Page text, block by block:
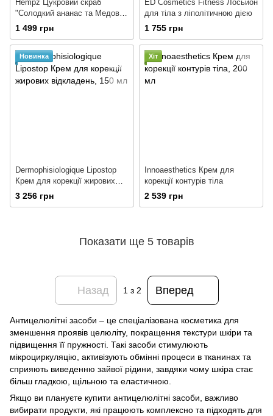
Hempz Цукровий скраб
"Солодкий ананас та Медова
диня"
1 499 грн
ED Cosmetics Fitness Лосьйон
для тіла з ліполітичною дією
1 755 грн
Новинка
Dermophisiologique Lipostop
Крем для корекції жирових
відкладень
3 256 грн
Хіт
Innoaesthetics Крем для
корекції контурів тіла
2 539 грн
Показати ще 5 товарів
Назад 1 з 2 Вперед
Антицелюлітні засоби – це спеціалізована косметика для
зменшення проявів целюліту, покращення текстури шкіри та
підвищення її пружності. Такі засоби стимулюють
мікроциркуляцію, активізують обмінні процеси в тканинах та
сприяють виведенню зайвої рідини, завдяки чому шкіра стає
більш гладкою, щільною та еластичною.
Якщо ви плануєте купити антицелюлітні засоби, важливо
вибирати продукти, які працюють комплексно та підходять для